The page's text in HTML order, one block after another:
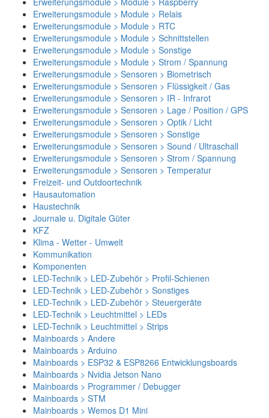
Erweiterungsmodule > Module > Relais
Erweiterungsmodule > Module > RTC
Erweiterungsmodule > Module > Schnittstellen
Erweiterungsmodule > Module > Sonstige
Erweiterungsmodule > Module > Strom / Spannung
Erweiterungsmodule > Sensoren > Biometrisch
Erweiterungsmodule > Sensoren > Flüssigkeit / Gas
Erweiterungsmodule > Sensoren > IR - Infrarot
Erweiterungsmodule > Sensoren > Lage / Position / GPS
Erweiterungsmodule > Sensoren > Optik / Licht
Erweiterungsmodule > Sensoren > Sonstige
Erweiterungsmodule > Sensoren > Sound / Ultraschall
Erweiterungsmodule > Sensoren > Strom / Spannung
Erweiterungsmodule > Sensoren > Temperatur
Freizeit- und Outdoortechnik
Hausautomation
Haustechnik
Journale u. Digitale Güter
KFZ
Klima - Wetter - Umwelt
Kommunikation
Komponenten
LED-Technik > LED-Zubehör > Profil-Schienen
LED-Technik > LED-Zubehör > Sonstiges
LED-Technik > LED-Zubehör > Steuergeräte
LED-Technik > Leuchtmittel > LEDs
LED-Technik > Leuchtmittel > Strips
Mainboards > Andere
Mainboards > Arduino
Mainboards > ESP32 & ESP8266 Entwicklungsboards
Mainboards > Nvidia Jetson Nano
Mainboards > Programmer / Debugger
Mainboards > STM
Mainboards > Wemos D1 Mini